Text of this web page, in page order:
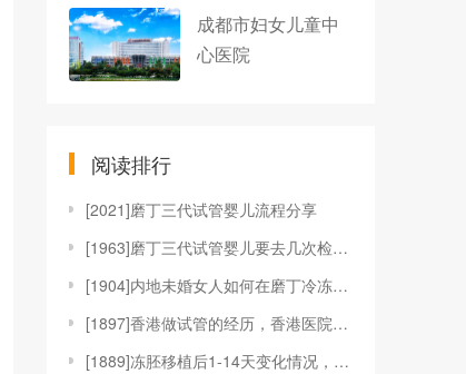
成都市妇女儿童中
心医院
阅读排行
[2021]磨丁三代试管婴儿流程分享
[1963]磨丁三代试管婴儿要去几次检查？
[1904]内地未婚女人如何在磨丁冷冻卵子？
[1897]香港做试管的经历，香港医院的对比和选择标
[1889]冻胚移植后1-14天变化情况，根据图片可